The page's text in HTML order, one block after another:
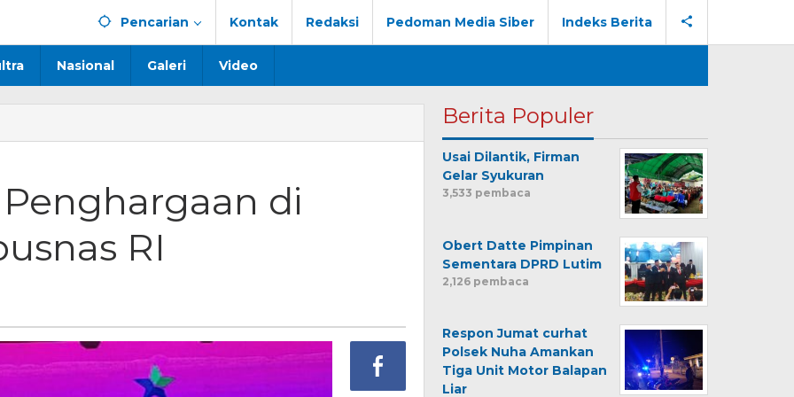
Pencarian Kontak Redaksi Pedoman Media Siber Indeks Berita
Nasional Galeri Video
di
RI
Berita Populer
Usai Dilantik, Firman
Gelar Syukuran
3,533 pembaca
Obert Datte Pimpinan
Sementara DPRD Lutim
2,126 pembaca
Respon Jumat curhat
Polsek Nuha Amankan
Tiga Unit Motor Balapan
Liar